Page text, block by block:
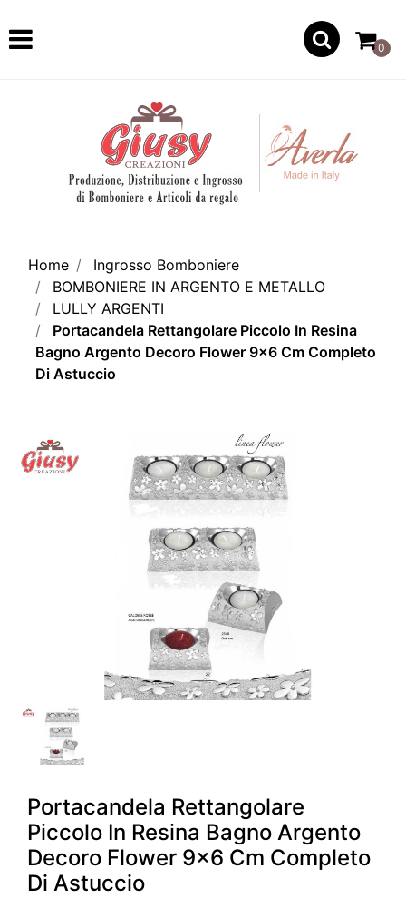
Open
0
Home
Ingrosso Bomboniere
BOMBONIERE IN ARGENTO E METALLO
LULLY ARGENTI
Portacandela Rettangolare Piccolo In Resina
Bagno Argento Decoro Flower 9x6 Cm Completo
Di Astuccio
Portacandela Rettangolare
Piccolo In Resina Bagno Argento
Decoro Flower 9x6 Cm Completo
Di Astuccio